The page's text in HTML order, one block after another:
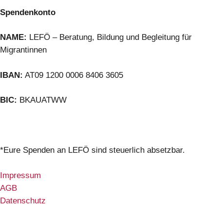
Spendenkonto
NAME: LEFÖ – Beratung, Bildung und Begleitung für
Migrantinnen
IBAN: AT09 1200 0006 8406 3605
BIC: BKAUATWW
*Eure Spenden an LEFÖ sind steuerlich absetzbar.
Impressum
AGB
Datenschutz